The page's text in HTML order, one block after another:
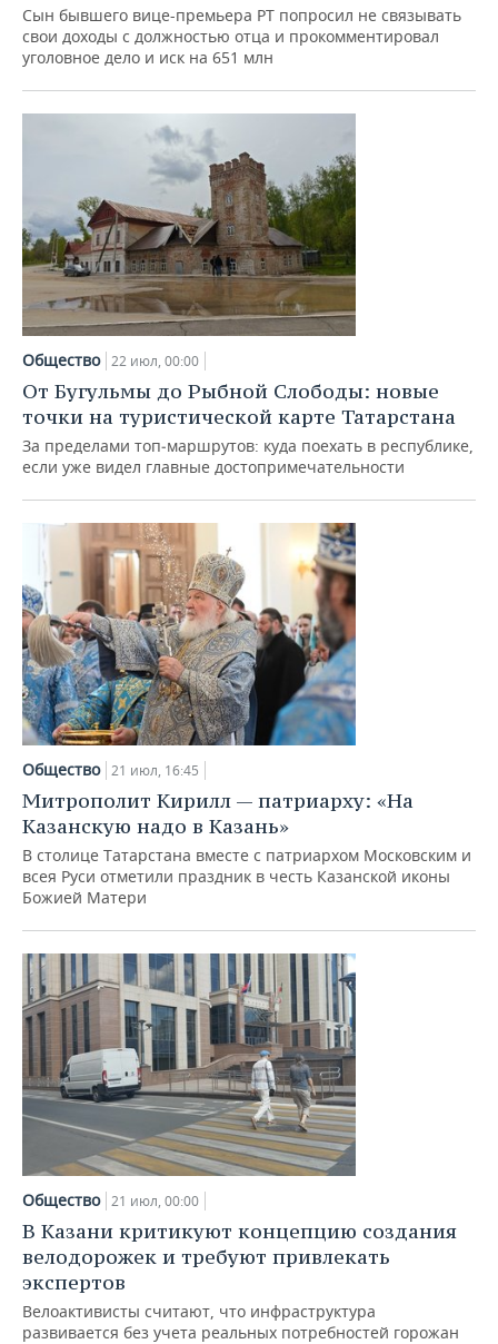
Сын бывшего вице-премьера РТ попросил не связывать
свои доходы с должностью отца и прокомментировал
уголовное дело и иск на 651 млн
Общество 22 июл, 00:00
От Бугульмы до Рыбной Слободы: новые
точки на туристической карте Татарстана
За пределами топ‑маршрутов: куда поехать в республике,
если уже видел главные достопримечательности
Общество 21 июл, 16:45
Митрополит Кирилл — патриарху: «На
Казанскую надо в Казань»
В столице Татарстана вместе с патриархом Московским и
всея Руси отметили праздник в честь Казанской иконы
Божией Матери
Общество 21 июл, 00:00
В Казани критикуют концепцию создания
велодорожек и требуют привлекать
экспертов
Велоактивисты считают, что инфраструктура
развивается без учета реальных потребностей горожан